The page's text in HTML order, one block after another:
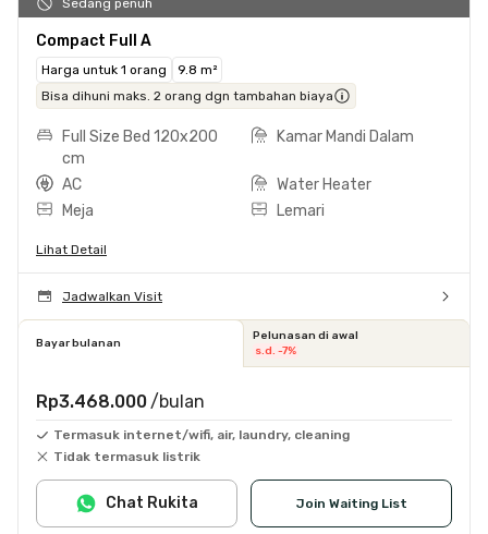
Compact Full A
Harga untuk 1 orang
9.8 m²
Bisa dihuni maks. 2 orang dgn tambahan biaya
Full Size Bed 120x200
cm
Kamar Mandi Dalam
AC
Water Heater
Meja
Lemari
Lihat Detail
Jadwalkan Visit
Bayar bulanan
Pelunasan di awal
s.d. -7%
Rp3.468.000 /bulan
Termasuk internet/wifi, air, laundry, cleaning
Tidak termasuk listrik
Join Waiting List
Chat Rukita